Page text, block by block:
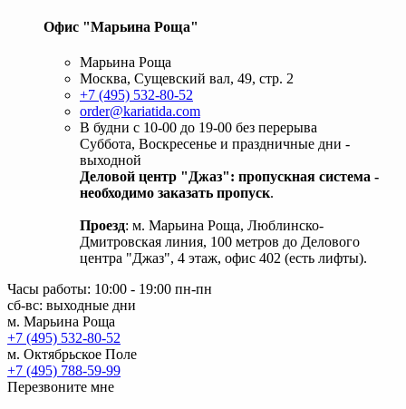
Офис "Марьина Роща"
Марьина Роща
Москва, Сущевский вал, 49, стр. 2
+7 (495) 532-80-52
order@kariatida.com
В будни с 10-00 до 19-00 без перерыва
Суббота, Воскресенье и праздничные дни -
выходной
Деловой центр "Джаз": пропускная система -
необходимо заказать пропуск.
Проезд: м. Марьина Роща, Люблинско-
Дмитровская линия, 100 метров до Делового
центра "Джаз", 4 этаж, офис 402 (есть лифты).
Часы работы: 10:00 - 19:00 пн-пн
сб-вс: выходные дни
м. Марьина Роща
+7 (495) 532-80-52
м. Октябрьское Поле
+7 (495) 788-59-99
Перезвоните мне